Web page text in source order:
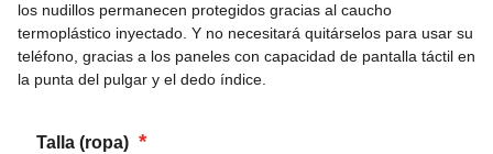
los nudillos permanecen protegidos gracias al caucho
termoplástico inyectado. Y no necesitará quitárselos para usar su
teléfono, gracias a los paneles con capacidad de pantalla táctil en
la punta del pulgar y el dedo índice.
Talla (ropa)